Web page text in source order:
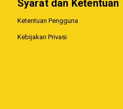
Syarat dan Ketentuan
Ketentuan Pengguna
Kebijakan Privasi